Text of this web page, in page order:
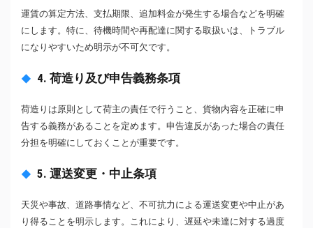
運賃の算定方法、支払期限、追加料金が発生する場合などを明確
にします。特に、待機時間や再配達に関する取扱いは、トラブル
になりやすいため明示が不可欠です。
4. 荷造り及び申告義務条項
荷造りは原則として荷主の責任で行うこと、貨物内容を正確に申
告する義務があることを定めます。申告違反があった場合の責任
分担を明確にしておくことが重要です。
5. 運送変更・中止条項
天災や事故、道路事情など、不可抗力による運送変更や中止があ
り得ることを明示します。これにより、遅延や未達に対する過度